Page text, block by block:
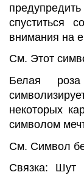
спуститься
внимания на
См. Этот
Белая
некоторых
символом
См. Символ
Связка: Шут